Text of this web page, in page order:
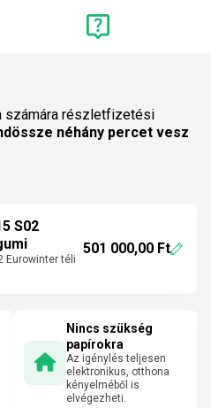
számára részletfizetési
néhány percet vesz
S02
Eurowinter téli
501 000,00 Ft
Nincs szükség
papírokra
Az igénylés teljesen
elektronikus, otthona
kényelméből is
elvégezheti.